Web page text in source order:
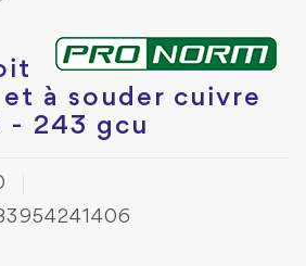
à souder cuivre
243 gcu